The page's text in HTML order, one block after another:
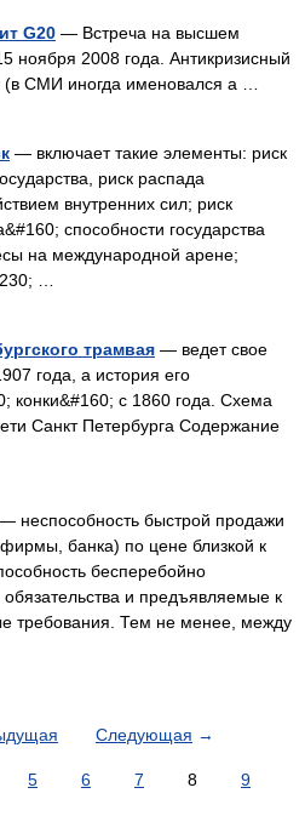
G20 — Встреча на высшем
ноября 2008 года. Антикризисный
СМИ иногда именовался а …
— включает такие элементы: риск
риск распада
внутренних сил; риск
способности государства
на международной арене;
…
трамвая — ведет свое
года, а история его
конки&#160; с 1860 года. Схема
Санкт Петербурга Содержание
— неспособность быстрой продажи
банка) по цене близкой к
бесперебойно
обязательства и предъявляемые к
требования. Тем не менее, между
Следующая →
5 6 7 8
9